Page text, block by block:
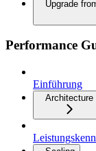
Upgrade
Performance
Einführung
Architecture